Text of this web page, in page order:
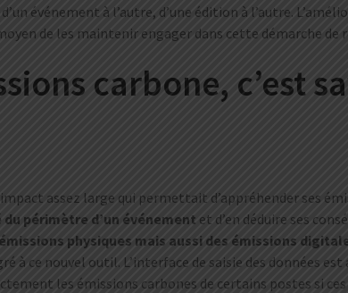
événement à l’autre, d’une édition à l’autre.
de les maintenir engager dans cette démarche de
carbone, c’est
assez large qui permettait d’appréhender ses
périmètre d’un événement et d’en déduire ses
physiques mais aussi des émissions
ce nouvel outil. L’interface de saisie des données
les émissions carbones de certains postes si